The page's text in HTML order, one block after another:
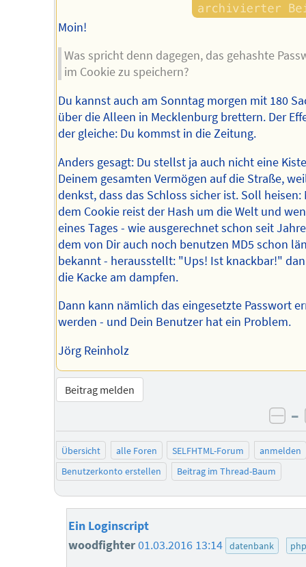
Moin!
Was spricht denn dagegen, das gehashte
im Cookie zu speichern?
Du kannst auch am Sonntag morgen mit 180
über die Alleen in Mecklenburg brettern. Der
der gleiche: Du kommst in die Zeitung.
Anders gesagt: Du stellst ja auch nicht eine
Deinem gesamten Vermögen auf die Straße,
denkst, dass das Schloss sicher ist. Soll heisen:
dem Cookie reist der Hash um die Welt und
eines Tages - wie ausgerechnet schon seit
dem von Dir auch noch benutzen MD5 schon
bekannt - herausstellt: "Ups! Ist knackbar!"
die Kacke am dampfen.
Dann kann nämlich das eingesetzte Passwort
werden - und Dein Benutzer hat ein Problem.
Jörg Reinholz
Beitrag melden
–
Übersicht alle Foren SELFHTML-Forum
anmelden
Benutzerkonto erstellen
Beitrag im Thread-Baum
Ein Loginscript
woodfighter01.03.2016 13:14 datenbank